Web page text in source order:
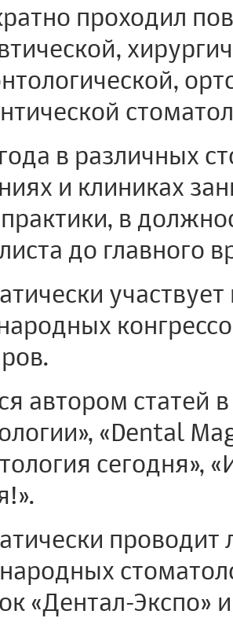
проходил
в различных
и клиниках
в
до главного
автором статей
«Dental
сегодня»,
проводит
«Дентал-Экспо»